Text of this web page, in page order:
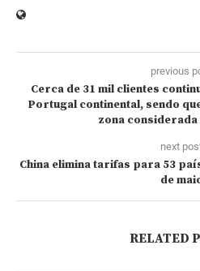
previous
Cerca de 31 mil clientes
Portugal continental, sendo
zona
next
China elimina tarifas para 53
de
RELATED